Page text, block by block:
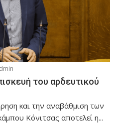
του αρδευτικού
και την αναβάθμιση των
Κόνιτσας αποτελεί η...